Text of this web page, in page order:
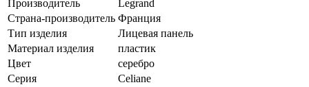
Производитель
Legrand
Страна-производитель Франция
Тип изделия
Лицевая панель
Материал изделия
пластик
Цвет
серебро
Серия
Celiane